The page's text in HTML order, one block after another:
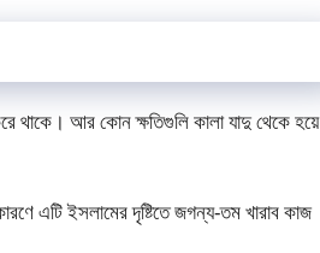
থাকে। আর কোন ক্ষতিগুলি কালা যাদু থেকে হয়ে
এটি ইসলামের দৃষ্টিতে জগন্য-তম খারাব কাজ